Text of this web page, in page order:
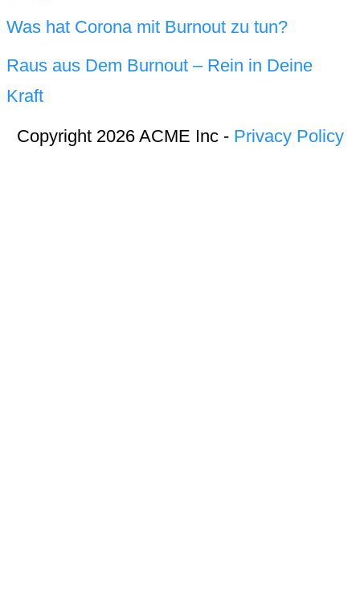
Was hat Corona mit Burnout zu tun?
Raus aus Dem Burnout – Rein in Deine
Kraft
Copyright 2026 ACME Inc - Privacy Policy